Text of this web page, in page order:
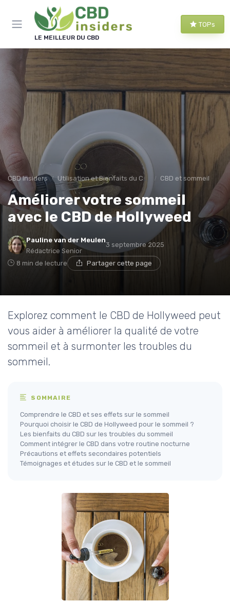
LE MEILLEUR DU CBD
TOPs
CBD Insiders Utilisation et Bienfaits du CBD CBD et sommeil
Améliorer votre sommeil
avec le CBD de Hollyweed
Pauline van der Meulen
Rédactrice Senior
3 septembre 2025
8 min de lecture Partager cette page
Explorez comment le CBD de Hollyweed peut
vous aider à améliorer la qualité de votre
sommeil et à surmonter les troubles du
sommeil.
SOMMAIRE
Comprendre le CBD et ses effets sur le sommeil
Pourquoi choisir le CBD de Hollyweed pour le sommeil ?
Les bienfaits du CBD sur les troubles du sommeil
Comment intégrer le CBD dans votre routine nocturne
Précautions et effets secondaires potentiels
Témoignages et études sur le CBD et le sommeil
Panneau de gestion des cookies